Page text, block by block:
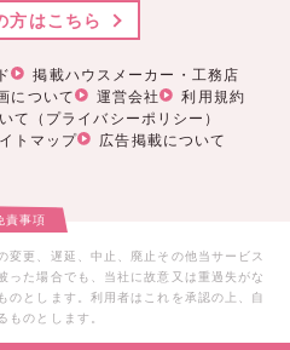
掲載ハウスメーカー・工務店
について 運営会社
利用規約
て（プライバシーポリシー）
トマップ 広告掲載について
方はこちら
責事項
変更、遅延、中止、廃止その他当サービス
った場合でも、当社に故意又は重過失がな
のとします。利用者はこれを承認の上、自
のとします。